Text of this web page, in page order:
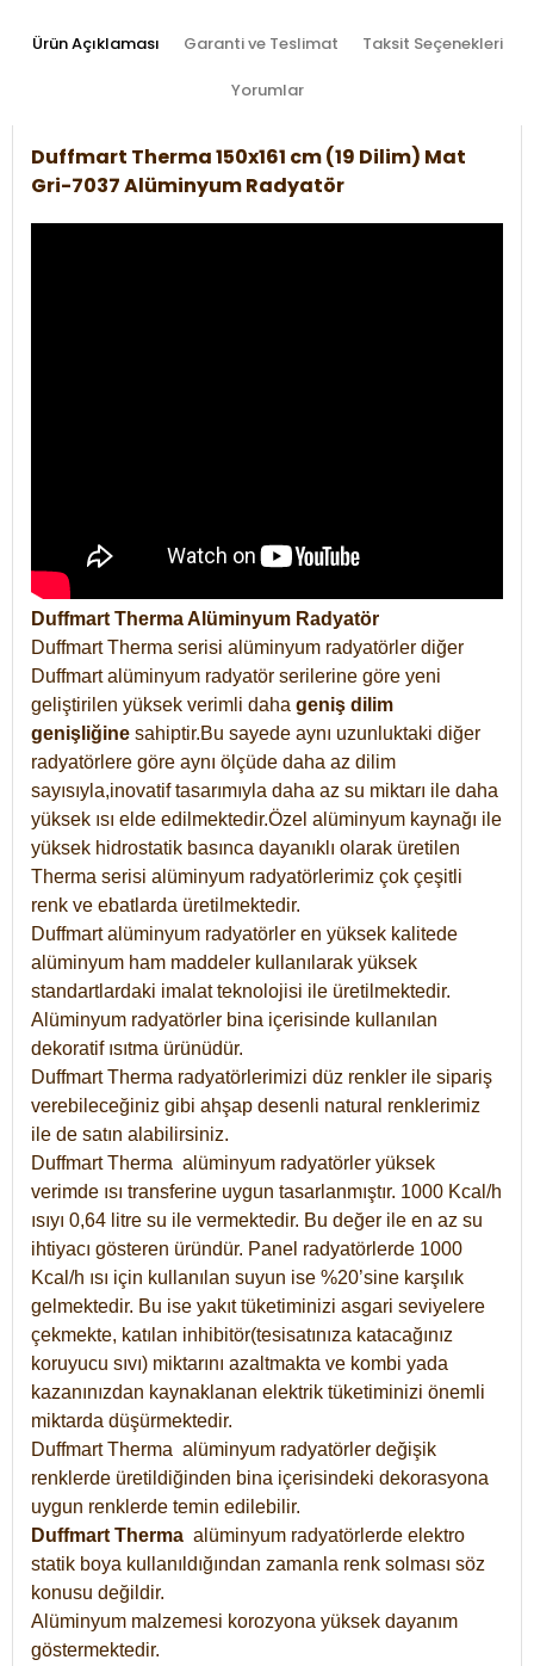
Ürün Açıklaması Garanti ve Teslimat Taksit Seçenekleri
Yorumlar
Duffmart Therma 150x161 cm (19 Dilim) Mat
Gri-7037 Alüminyum Radyatör
Duffmart Therma Alüminyum Radyatör
Duffmart Therma serisi alüminyum radyatörler diğer
Duffmart alüminyum radyatör serilerine göre yeni
geliştirilen yüksek verimli daha geniş dilim
genişliğine sahiptir.Bu sayede aynı uzunluktaki diğer
radyatörlere göre aynı ölçüde daha az dilim
sayısıyla,inovatif tasarımıyla daha az su miktarı ile daha
yüksek ısı elde edilmektedir.Özel alüminyum kaynağı ile
yüksek hidrostatik basınca dayanıklı olarak üretilen
Therma serisi alüminyum radyatörlerimiz çok çeşitli
renk ve ebatlarda üretilmektedir.
Duffmart alüminyum radyatörler en yüksek kalitede
alüminyum ham maddeler kullanılarak yüksek
standartlardaki imalat teknolojisi ile üretilmektedir.
Alüminyum radyatörler bina içerisinde kullanılan
dekoratif ısıtma ürünüdür.
Duffmart Therma radyatörlerimizi düz renkler ile sipariş
verebileceğiniz gibi ahşap desenli natural renklerimiz
ile de satın alabilirsiniz.
Duffmart Therma alüminyum radyatörler yüksek
verimde ısı transferine uygun tasarlanmıştır. 1000 Kcal/h
ısıyı 0,64 litre su ile vermektedir. Bu değer ile en az su
ihtiyacı gösteren üründür. Panel radyatörlerde 1000
Kcal/h ısı için kullanılan suyun ise %20’sine karşılık
gelmektedir. Bu ise yakıt tüketiminizi asgari seviyelere
çekmekte, katılan inhibitör(tesisatınıza katacağınız
koruyucu sıvı) miktarını azaltmakta ve kombi yada
kazanınızdan kaynaklanan elektrik tüketiminizi önemli
miktarda düşürmektedir.
Duffmart Therma alüminyum radyatörler değişik
renklerde üretildiğinden bina içerisindeki dekorasyona
uygun renklerde temin edilebilir.
Duffmart Therma alüminyum radyatörlerde elektro
statik boya kullanıldığından zamanla renk solması söz
konusu değildir.
Alüminyum malzemesi korozyona yüksek dayanım
göstermektedir.